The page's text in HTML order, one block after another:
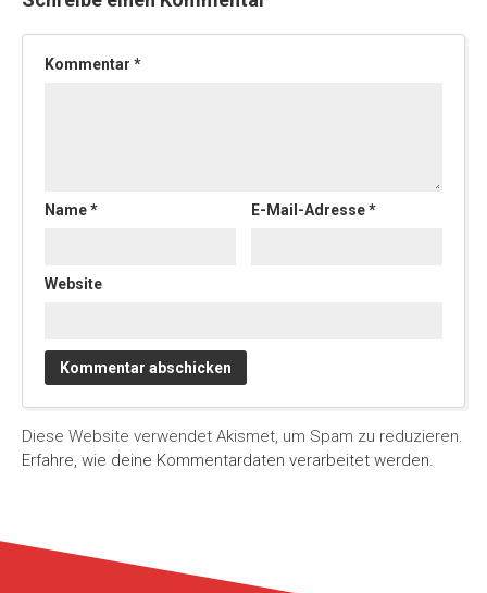
Kommentar *
Name* E-Mail-Adresse*
Website
Diese Website verwendet Akismet, um Spam zu reduzieren.
Erfahre, wie deine Kommentardaten verarbeitet werden.